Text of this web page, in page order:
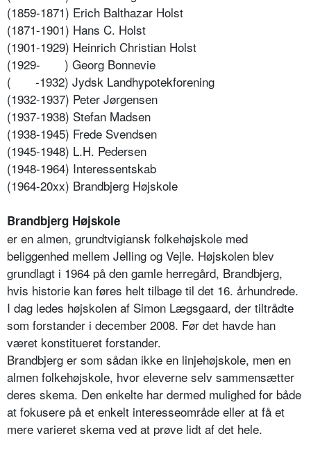
(1859-1871) Erich Balthazar Holst
(1871-1901) Hans C. Holst
(1901-1929) Heinrich Christian Holst
(1929-
) Georg Bonnevie
(
-1932) Jydsk Landhypotekforening
(1932-1937) Peter Jørgensen
(1937-1938) Stefan Madsen
(1938-1945) Frede Svendsen
(1945-1948) L.H. Pedersen
(1948-1964) Interessentskab
(1964-20xx) Brandbjerg Højskole
Brandbjerg Højskole
er en almen, grundtvigiansk folkehøjskole med
beliggenhed mellem Jelling og Vejle. Højskolen blev
grundlagt i 1964 på den gamle herregård, Brandbjerg,
hvis historie kan føres helt tilbage til det 16. århundrede.
I dag ledes højskolen af Simon Lægsgaard, der tiltrådte
som forstander i december 2008. Før det havde han
været konstitueret forstander.
Brandbjerg er som sådan ikke en linjehøjskole, men en
almen folkehøjskole, hvor eleverne selv sammensætter
deres skema. Den enkelte har dermed mulighed for både
at fokusere på et enkelt interesseområde eller at få et
mere varieret skema ved at prøve lidt af det hele.